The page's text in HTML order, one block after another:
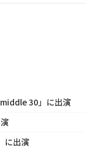
30」に出演
に出演